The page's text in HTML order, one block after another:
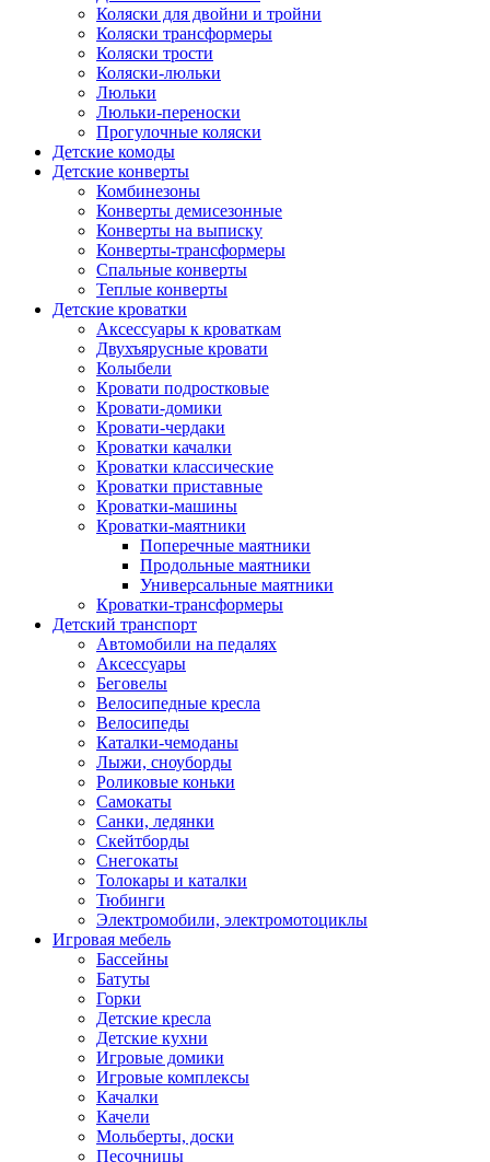
Коляски для двойни и тройни
Коляски трансформеры
Коляски трости
Коляски-люльки
Люльки
Люльки-переноски
Прогулочные коляски
Детские комоды
Детские конверты
Комбинезоны
Конверты демисезонные
Конверты на выписку
Конверты-трансформеры
Спальные конверты
Теплые конверты
Детские кроватки
Аксессуары к кроваткам
Двухъярусные кровати
Колыбели
Кровати подростковые
Кровати-домики
Кровати-чердаки
Кроватки качалки
Кроватки классические
Кроватки приставные
Кроватки-машины
Кроватки-маятники
Поперечные маятники
Продольные маятники
Универсальные маятники
Кроватки-трансформеры
Детский транспорт
Автомобили на педалях
Аксессуары
Беговелы
Велосипедные кресла
Велосипеды
Каталки-чемоданы
Лыжи, сноуборды
Роликовые коньки
Самокаты
Санки, ледянки
Скейтборды
Снегокаты
Толокары и каталки
Тюбинги
Электромобили, электромотоциклы
Игровая мебель
Бассейны
Батуты
Горки
Детские кресла
Детские кухни
Игровые домики
Игровые комплексы
Качалки
Качели
Мольберты, доски
Песочницы